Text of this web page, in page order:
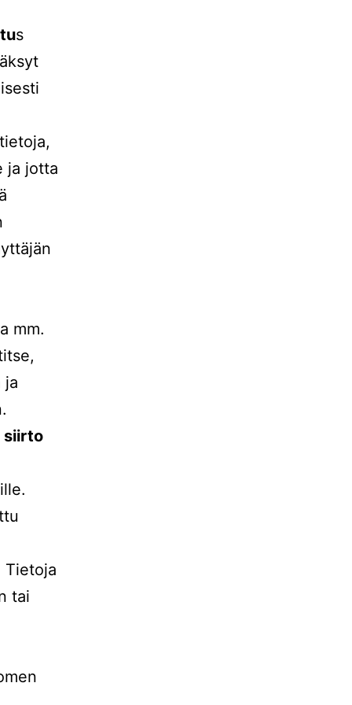
s
ja jotta
mm.
ja
siirto
Tietoja
tai